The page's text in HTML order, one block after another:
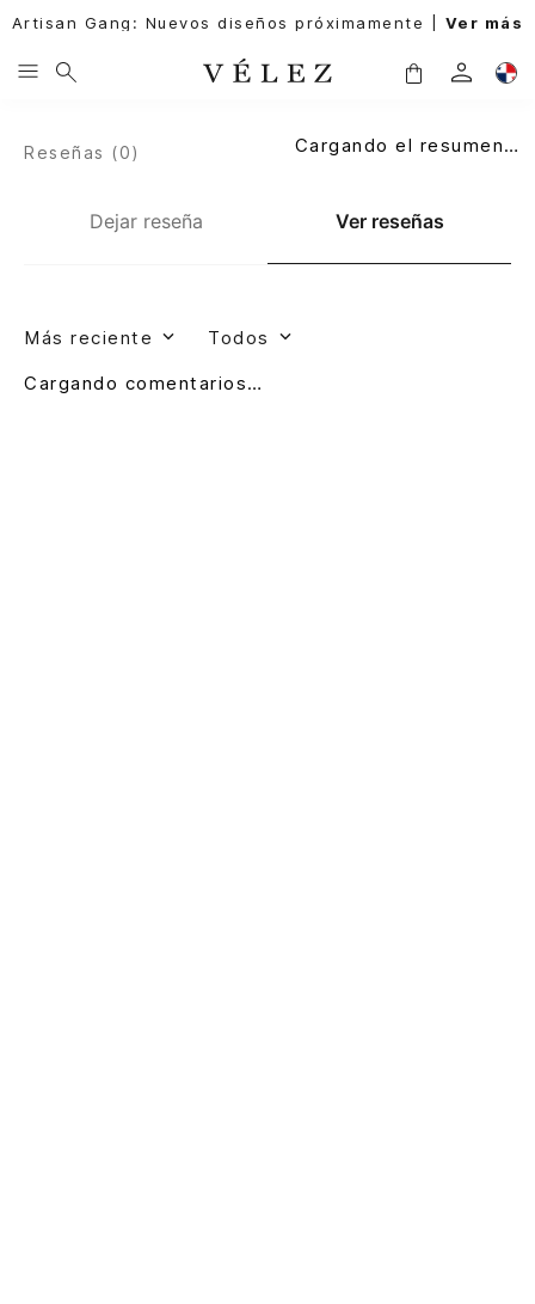
Artisan Gang: Nuevos diseños próximamente | Ver más
Dejar reseña Ver reseñas
Reseñas (0) Cargando el resumen…
Más reciente Todos
Cargando comentarios…